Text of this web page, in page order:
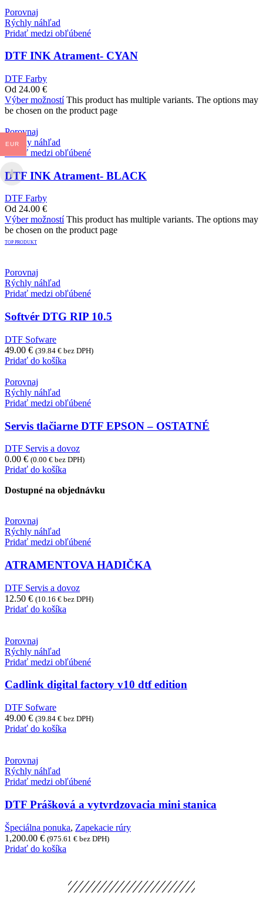
Porovnaj
Rýchly náhľad
Pridať medzi obľúbené
DTF INK Atrament- CYAN
DTF Farby
Od 24.00 €
Výber možnostíThis product has multiple variants. The options may
be chosen on the product page
Porovnaj
Rýchly náhľad
Pridať medzi obľúbené
DTF INK Atrament- BLACK
DTF Farby
Od 24.00 €
Výber možnostíThis product has multiple variants. The options may
be chosen on the product page
TOP PRODUKT
Porovnaj
Rýchly náhľad
Pridať medzi obľúbené
Softvér DTG RIP 10.5
DTF Sofware
49.00 € (39.84 € bez DPH)
Pridať do košíka
Porovnaj
Rýchly náhľad
Pridať medzi obľúbené
Servis tlačiarne DTF EPSON – OSTATNÉ
DTF Servis a dovoz
0.00 € (0.00 € bez DPH)
Pridať do košíka
Dostupné na objednávku
Porovnaj
Rýchly náhľad
Pridať medzi obľúbené
ATRAMENTOVA HADIČKA
DTF Servis a dovoz
12.50 € (10.16 € bez DPH)
Pridať do košíka
Porovnaj
Rýchly náhľad
Pridať medzi obľúbené
Cadlink digital factory v10 dtf edition
DTF Sofware
49.00 € (39.84 € bez DPH)
Pridať do košíka
Porovnaj
Rýchly náhľad
Pridať medzi obľúbené
DTF Prášková a vytvrdzovacia mini stanica
Špeciálna ponuka, Zapekacie rúry
1,200.00 € (975.61 € bez DPH)
Pridať do košíka
EUR